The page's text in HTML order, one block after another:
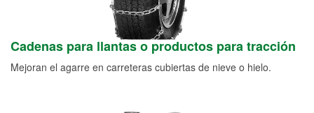
Cadenas para llantas o productos para tracción
Mejoran el agarre en carreteras cubiertas de nieve o hielo.